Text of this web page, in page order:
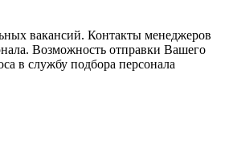
вакансий. Контакты менеджеров
Возможность отправки Вашего
в службу подбора персонала